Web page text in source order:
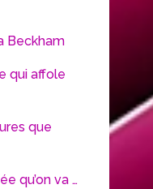
Beckham
qui affole
que
qu’on va …